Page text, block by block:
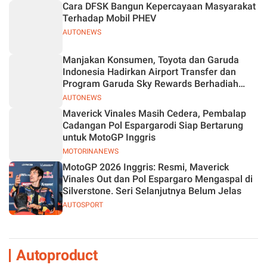
AUTONEWS
Cara DFSK Bangun Kepercayaan Masyarakat
Terhadap Mobil PHEV
AUTONEWS
Manjakan Konsumen, Toyota dan Garuda
Indonesia Hadirkan Airport Transfer dan
Program Garuda Sky Rewards Berhadiah
Hybrid EV
MOTORINANEWS
Maverick Vinales Masih Cedera, Pembalap
Cadangan Pol Espargarodi Siap Bertarung
untuk MotoGP Inggris
AUTOSPORT
MotoGP 2026 Inggris: Resmi, Maverick
Vinales Out dan Pol Espargaro Mengaspal di
Silverstone. Seri Selanjutnya Belum Jelas
Autoproduct